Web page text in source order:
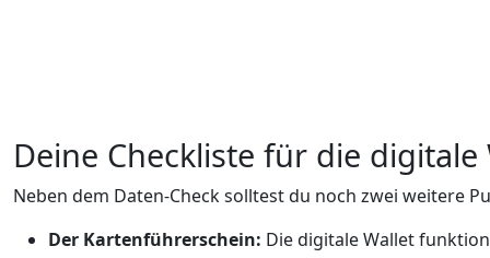
Deine Checkliste für die digitale
Neben dem Daten-Check solltest du noch zwei weitere
Der Kartenführerschein: Die digitale Wallet